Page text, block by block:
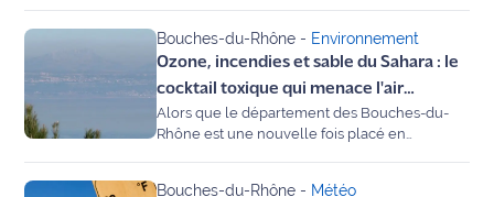
Économie
Éducation
Emploi
Environnement
couvre-feu total entre 22h et 6h du matin à
l’aéroport Marseille-Provence. Entre fatigue
chronique et solutions jugées « dérisoires », la
colère gronde.
Bouches-du-Rhône - Environnement
Ozone, incendies et sable du Sahara : le
cocktail toxique qui menace l'air
provençal
Alors que le département des Bouches-du-
Rhône est une nouvelle fois placé en
Bouches-du-Rhône - Météo